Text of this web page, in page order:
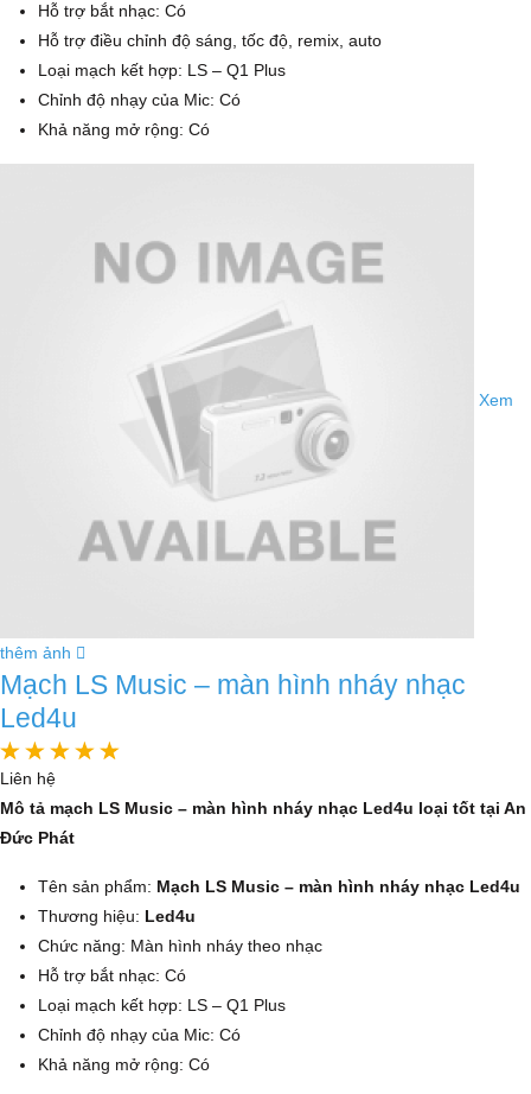
Hỗ trợ bắt nhạc: Có
Hỗ trợ điều chỉnh độ sáng, tốc độ, remix, auto
Loại mạch kết hợp: LS – Q1 Plus
Chỉnh độ nhạy của Mic: Có
Khả năng mở rộng: Có
Xem
thêm ảnh
Mạch LS Music – màn hình nháy nhạc
Led4u
Liên hệ
Mô tả mạch LS Music – màn hình nháy nhạc Led4u loại tốt tại An
Đức Phát
Tên sản phẩm: Mạch LS Music – màn hình nháy nhạc Led4u
Thương hiệu: Led4u
Chức năng: Màn hình nháy theo nhạc
Hỗ trợ bắt nhạc: Có
Loại mạch kết hợp: LS – Q1 Plus
Chỉnh độ nhạy của Mic: Có
Khả năng mở rộng: Có